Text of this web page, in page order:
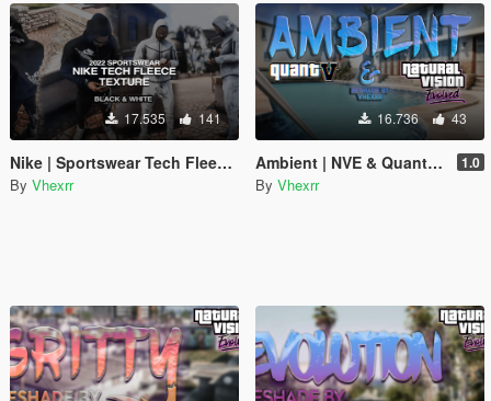
17.535 141
Nike | Sportswear Tech Fleece | Texture
By Vhexrr
16.736 43
Ambient | NVE & QuantV | Reshade 1.0
By Vhexrr